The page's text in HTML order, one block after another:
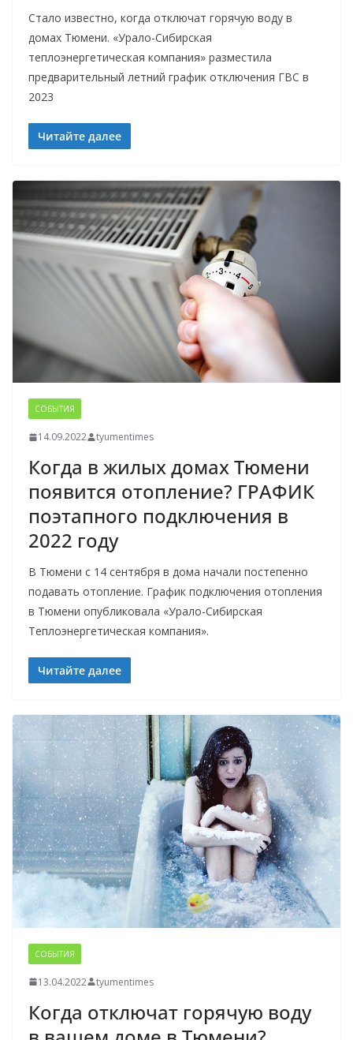
Стало известно, когда отключат горячую воду в
домах Тюмени. «Урало-Сибирская
теплоэнергетическая компания» разместила
предварительный летний график отключения ГВС в
2023
Читайте далее
СОБЫТИЯ
14.09.2022 tyumentimes
Когда в жилых домах Тюмени
появится отопление? ГРАФИК
поэтапного подключения в
2022 году
В Тюмени с 14 сентября в дома начали постепенно
подавать отопление. График подключения отопления
в Тюмени опубликовала «Урало-Сибирская
Теплоэнергетическая компания».
Читайте далее
СОБЫТИЯ
13.04.2022 tyumentimes
Когда отключат горячую воду